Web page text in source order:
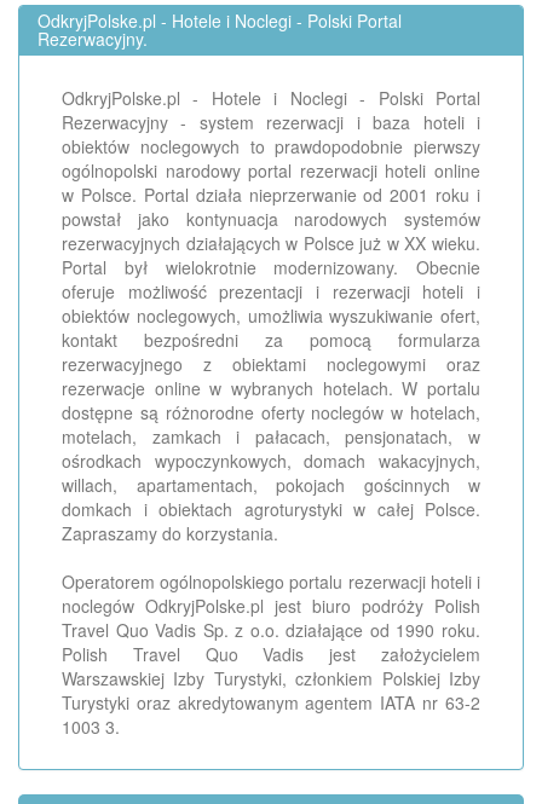
OdkryjPolske.pl - Hotele i Noclegi - Polski Portal
Rezerwacyjny.
OdkryjPolske.pl - Hotele i Noclegi - Polski Portal
Rezerwacyjny - system rezerwacji i baza hoteli i
obiektów noclegowych to prawdopodobnie pierwszy
ogólnopolski narodowy portal rezerwacji hoteli online
w Polsce. Portal działa nieprzerwanie od 2001 roku i
powstał jako kontynuacja narodowych systemów
rezerwacyjnych działających w Polsce już w XX wieku.
Portal był wielokrotnie modernizowany. Obecnie
oferuje możliwość prezentacji i rezerwacji hoteli i
obiektów noclegowych, umożliwia wyszukiwanie ofert,
kontakt bezpośredni za pomocą formularza
rezerwacyjnego z obiektami noclegowymi oraz
rezerwacje online w wybranych hotelach. W portalu
dostępne są różnorodne oferty noclegów w hotelach,
motelach, zamkach i pałacach, pensjonatach, w
ośrodkach wypoczynkowych, domach wakacyjnych,
willach, apartamentach, pokojach gościnnych w
domkach i obiektach agroturystyki w całej Polsce.
Zapraszamy do korzystania.
Operatorem ogólnopolskiego portalu rezerwacji hoteli i
noclegów OdkryjPolske.pl jest biuro podróży Polish
Travel Quo Vadis Sp. z o.o. działające od 1990 roku.
Polish Travel Quo Vadis jest założycielem
Warszawskiej Izby Turystyki, członkiem Polskiej Izby
Turystyki oraz akredytowanym agentem IATA nr 63-2
1003 3.